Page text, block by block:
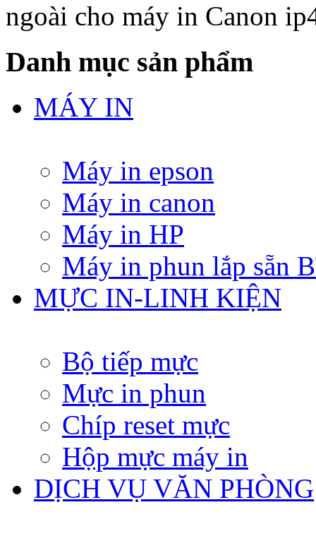
ngoài cho máy in Canon
Danh mục sản phẩm
MÁY IN
Máy in epson
Máy in canon
Máy in HP
Máy in phun lắp sẵn
MỰC IN-LINH KIỆN
Bộ tiếp mực
Mực in phun
Chíp reset mực
Hộp mực máy in
DỊCH VỤ VĂN PHÒNG